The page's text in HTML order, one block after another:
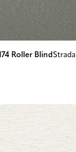
Roller Blind